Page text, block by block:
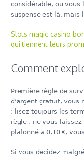
considérable, ou vous
suspense est là, mais
Slots magic casino
qui tiennent leurs
Comment
Première règle de
d’argent gratuit, vous
: lisez toujours les
règle : ne vous
plafonné à 0,10 €,
Si vous décidez